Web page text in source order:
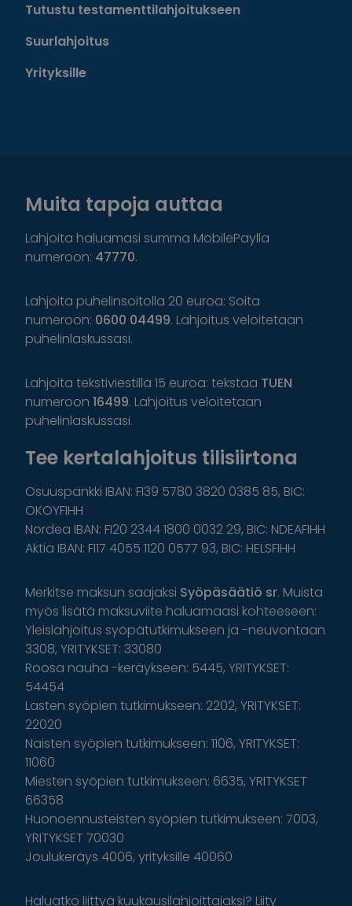
Tutustu testamenttilahjoitukseen
Suurlahjoitus
Yrityksille
Muita tapoja auttaa
Lahjoita haluamasi summa MobilePaylla
numeroon: 47770.
Lahjoita puhelinsoitolla 20 euroa: Soita
numeroon: 0600 04499. Lahjoitus veloitetaan
puhelinlaskussasi.
Lahjoita tekstiviestillä 15 euroa: tekstaa TUEN
numeroon 16499. Lahjoitus veloitetaan
puhelinlaskussasi.
Tee kertalahjoitus tilisiirtona
Osuuspankki IBAN: FI39 5780 3820 0385 85, BIC:
OKOYFIHH
Nordea IBAN: FI20 2344 1800 0032 29, BIC: NDEAFIHH
Aktia IBAN: FI17 4055 1120 0577 93, BIC: HELSFIHH
Merkitse maksun saajaksi Syöpäsäätiö sr. Muista
myös lisätä maksuviite haluamaasi kohteeseen:
Yleislahjoitus syöpätutkimukseen ja -neuvontaan
3308, YRITYKSET: 33080
Roosa nauha -keräykseen: 5445, YRITYKSET:
54454
Lasten syöpien tutkimukseen: 2202, YRITYKSET:
22020
Naisten syöpien tutkimukseen: 1106, YRITYKSET:
11060
Miesten syöpien tutkimukseen: 6635, YRITYKSET
66358
Huonoennusteisten syöpien tutkimukseen: 7003,
YRITYKSET 70030
Joulukeräys 4006, yrityksille 40060
Haluatko liittyä kuukausilahjoittajaksi? Liity